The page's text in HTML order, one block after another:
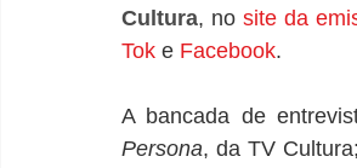
Cultura, no site da
Tok e Facebook.
Persona, da TV